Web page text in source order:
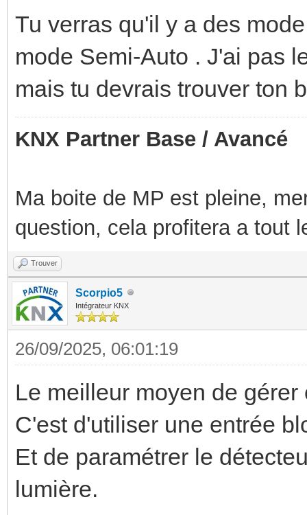
Tu verras qu'il y a des
mode Semi-Auto . J'ai pas
mais tu devrais trouver ton
KNX Partner Base / Avancé
Ma boite de MP est pleine,
question, cela profitera a tout
Trouver
Scorpio5
Intégrateur KNX
26/09/2025, 06:01:19
Le meilleur moyen de gérer
C'est d'utiliser une entrée
Et de paramétrer le
lumière.